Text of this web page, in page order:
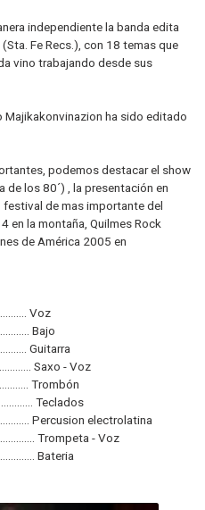
independiente la banda edita
Fe Recs.), con 18 temas que
vino trabajando desde sus
ha sido editado
podemos destacar el show
de los 80´) , la presentación en
de mas importante del
en la montaña, Quilmes Rock
de América 2005 en
Voz
Bajo
Guitarra
Saxo - Voz
Trombón
Teclados
Percusion electrolatina
Trompeta - Voz
Bateria